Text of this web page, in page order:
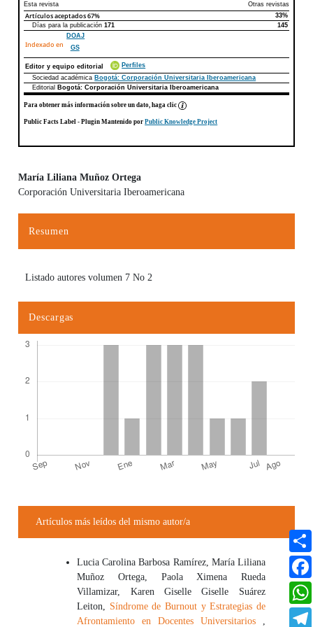
Esta revista
Otras revistas
Artículos aceptados67%
33%
Días para la publicación171 145
Indexado en
DOAJ
GS
Editor y equipo editorial
Perfiles
Sociedad académica Bogotá: Corporación Universitaria Iberoamericana
Editorial
Bogotá: Corporación Universitaria Iberoamericana
Para obtener más información sobre un dato, haga clic
Public Facts Label - Plugin Mantenido porPublic Knowledge Project
Contenido principal del artículo
María Liliana Muñoz Ortega
Corporación Universitaria Iberoamericana
Resumen
Listado autores volumen 7 No 2
Descargas
Detalles del artículo
Artículos más leídos del mismo autor/a
Lucia Carolina Barbosa Ramírez, María Liliana
Muñoz Ortega, Paola Ximena Rueda
Villamizar, Karen Giselle Giselle Suárez
Leiton, Síndrome de Burnout y Estrategias de
Afrontamiento en Docentes Universitarios